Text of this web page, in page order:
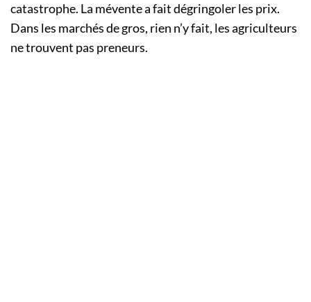
catastrophe. La mévente a fait dégringoler les prix.
Dans les marchés de gros, rien n’y fait, les agriculteurs
ne trouvent pas preneurs.